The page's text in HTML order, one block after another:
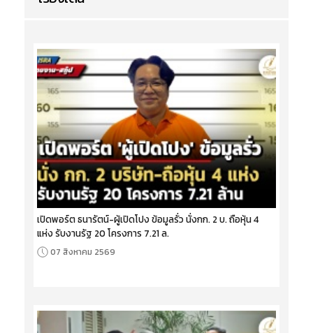
เปิดพอร์ต ธนารัตน์-ผู้เปิดโปง ข้อมูลรั่ว นั่งกก. 2 บ. ถือหุ้น 4
แห่ง รับงานรัฐ 20 โครงการ 7.21 ล.
07 สิงหาคม 2569